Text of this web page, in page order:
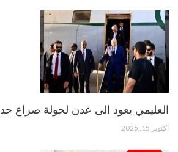
العليمي يعود الى عدن لحولة صراع
أكتوبر 15, 2025